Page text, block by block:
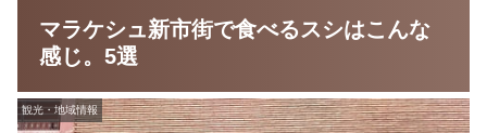
マラケシュ新市街で食べるスシはこんな
感じ。5選
観光・地域情報